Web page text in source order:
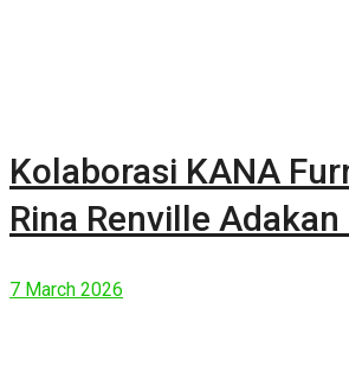
Kolaborasi KANA
Rina Renville
7 March 2026